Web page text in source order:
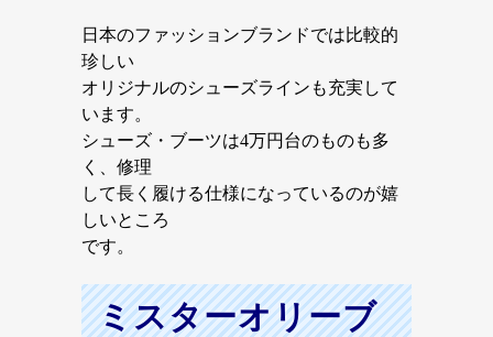
日本のファッションブランドでは比較的
珍しい
オリジナルのシューズラインも充実して
います。
シューズ・ブーツは4万円台のものも多
く、修理
して長く履ける仕様になっているのが嬉
しいところ
です。
ミスターオリーブ